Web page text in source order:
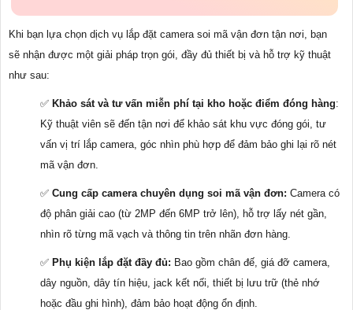
Khi bạn lựa chọn dịch vụ lắp đặt camera soi mã vận đơn tận nơi, bạn
sẽ nhận được một giải pháp trọn gói, đầy đủ thiết bị và hỗ trợ kỹ thuật
như sau:
✅ Khảo sát và tư vấn miễn phí tại kho hoặc điểm đóng hàng:
Kỹ thuật viên sẽ đến tận nơi để khảo sát khu vực đóng gói, tư
vấn vị trí lắp camera, góc nhìn phù hợp để đảm bảo ghi lại rõ nét
mã vận đơn.
✅ Cung cấp camera chuyên dụng soi mã vận đơn: Camera có
độ phân giải cao (từ 2MP đến 6MP trở lên), hỗ trợ lấy nét gần,
nhìn rõ từng mã vạch và thông tin trên nhãn đơn hàng.
✅ Phụ kiện lắp đặt đầy đủ: Bao gồm chân đế, giá đỡ camera,
dây nguồn, dây tín hiệu, jack kết nối, thiết bị lưu trữ (thẻ nhớ
hoặc đầu ghi hình), đảm bảo hoạt động ổn định.